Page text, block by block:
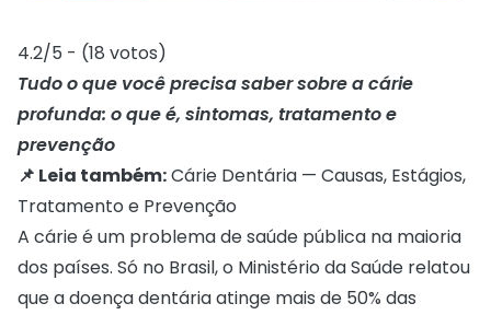
4.2/5 - (18 votos)
Tudo o que você precisa saber sobre a cárie
profunda: o que é, sintomas, tratamento e
prevenção
📌 Leia também:Cárie Dentária — Causas, Estágios,
Tratamento e Prevenção
A cárie é um problema de saúde pública na maioria
dos países. Só no Brasil, o Ministério da Saúde relatou
que a doença dentária atinge mais de 50% das